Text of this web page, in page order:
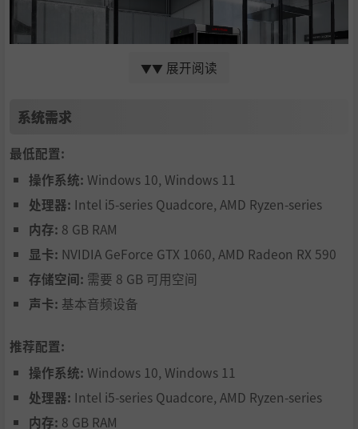
我们的订单运转可靠：员工霍斯特负责包裹配送。你在平板
上下单的东西，他都会在极短时间内送到，让你可以直接在
航站楼中搭建。
▼▼ 展开阅读
系统需求
最低配置:
操作系统: Windows 10, Windows 11
处理器: Intel i5-series Quadcore, AMD Ryzen-series
内存: 8 GB RAM
显卡: NVIDIA GeForce GTX 1060, AMD Radeon RX 590
存储空间: 需要 8 GB 可用空间
声卡: 基本音频设备
推荐配置:
操作系统: Windows 10, Windows 11
处理器: Intel i5-series Quadcore, AMD Ryzen-series
内存: 8 GB RAM